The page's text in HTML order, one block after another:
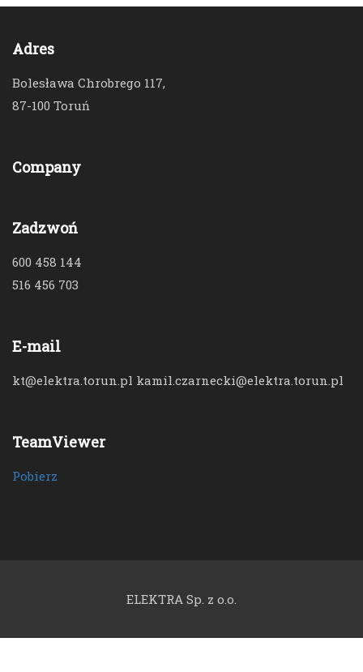
Adres
Bolesława Chrobrego 117,
87-100 Toruń
Company
Zadzwoń
600 458 144
516 456 703
E-mail
kt@elektra.torun.pl kamil.czarnecki@elektra.torun.pl
TeamViewer
Pobierz
ELEKTRA Sp. z o.o.